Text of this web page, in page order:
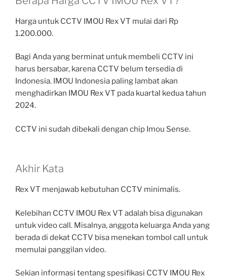
Harga untuk CCTV IMOU Rex VT mulai dari Rp
1.200.000.
Bagi Anda yang berminat untuk membeli CCTV ini
harus bersabar, karena CCTV belum tersedia di
Indonesia. IMOU Indonesia paling lambat akan
menghadirkan IMOU Rex VT pada kuartal kedua tahun
2024.
CCTV ini sudah dibekali dengan chip Imou Sense.
Akhir Kata
Rex VT menjawab kebutuhan CCTV minimalis.
Kelebihan CCTV IMOU Rex VT adalah bisa digunakan
untuk video call. Misalnya, anggota keluarga Anda yang
berada di dekat CCTV bisa menekan tombol call untuk
memulai panggilan video.
Sekian informasi tentang spesifikasi CCTV IMOU Rex